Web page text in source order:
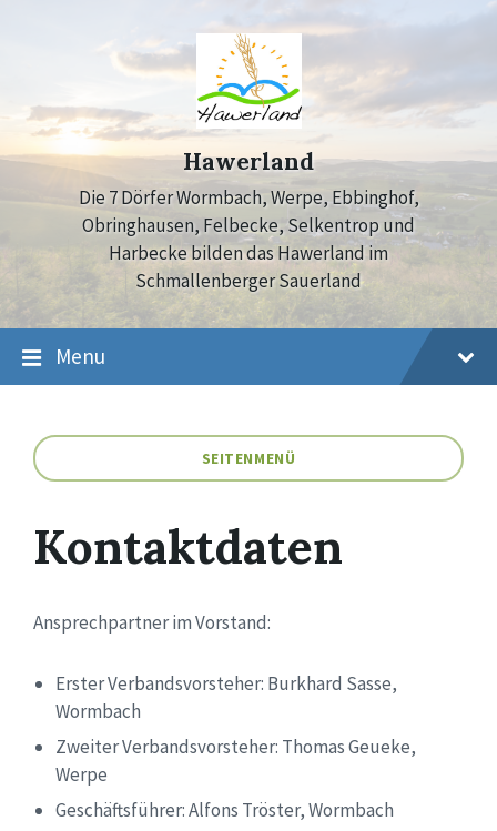
Hawerland
Die 7 Dörfer Wormbach, Werpe, Ebbinghof,
Obringhausen, Felbecke, Selkentrop und
Harbecke bilden das Hawerland im
Schmallenberger Sauerland
Menu
SEITENMENÜ
Kontaktdaten
Ansprechpartner im Vorstand:
Erster Verbandsvorsteher: Burkhard Sasse,
Wormbach
Zweiter Verbandsvorsteher: Thomas Geueke,
Werpe
Geschäftsführer: Alfons Tröster, Wormbach